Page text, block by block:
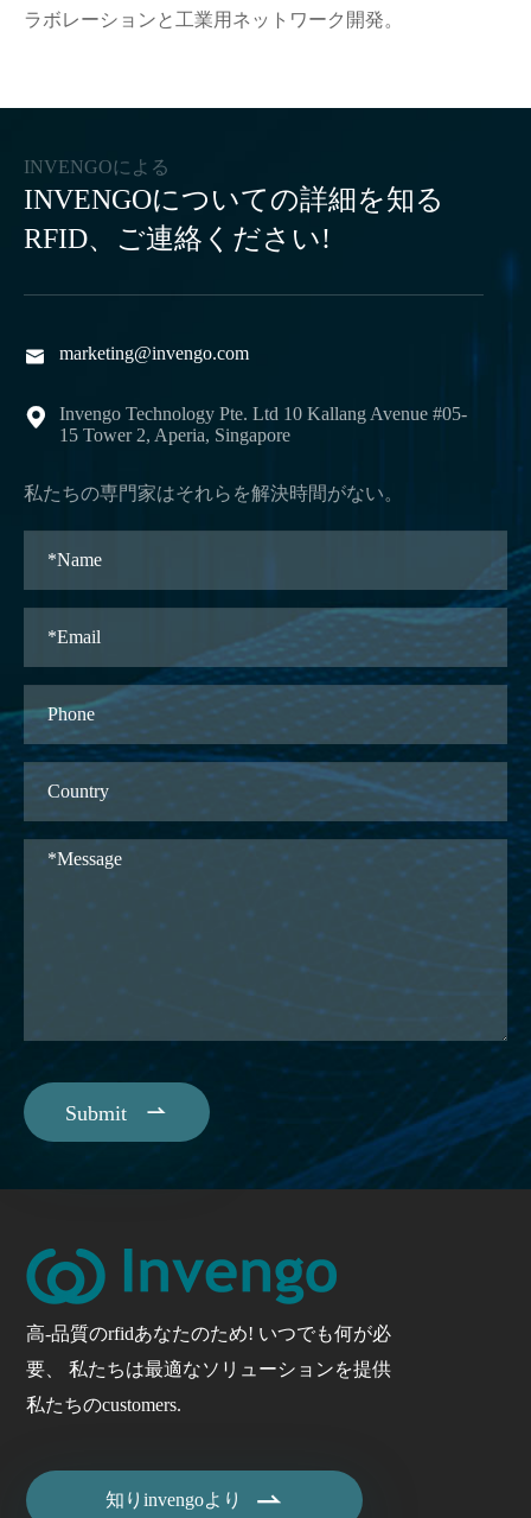
ラボレーションと工業用ネットワーク開発。
INVENGOによる
INVENGOについての詳細を知る
RFID、ご連絡ください!
 marketing@invengo.com

Invengo Technology Pte. Ltd 10 Kallang Avenue #05-
15 Tower 2, Aperia, Singapore
私たちの専門家はそれらを解決時間がない。
Submit 
高-品質のrfidあなたのため! いつでも何が必
要、 私たちは最適なソリューションを提供
私たちのcustomers.
知りinvengoより 